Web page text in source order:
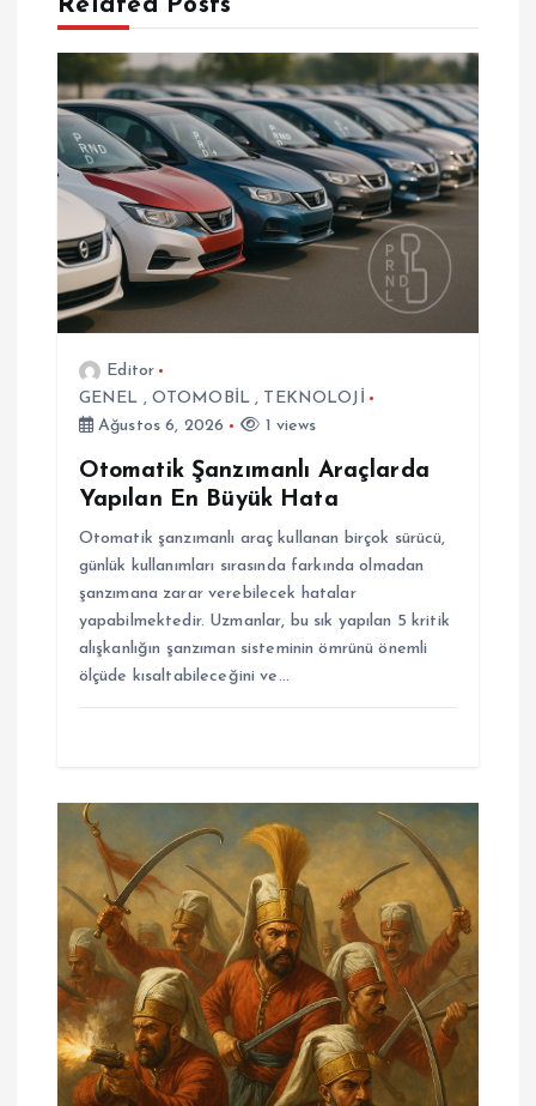
e
z
m
e
Related Posts
Editor
GENEL , OTOMOBİL , TEKNOLOJİ
Ağustos 6, 2026
1 views
Otomatik Şanzımanlı Araçlarda
Yapılan En Büyük Hata
Otomatik şanzımanlı araç kullanan birçok sürücü,
günlük kullanımları sırasında farkında olmadan
şanzımana zarar verebilecek hatalar
yapabilmektedir. Uzmanlar, bu sık yapılan 5 kritik
alışkanlığın şanzıman sisteminin ömrünü önemli
ölçüde kısaltabileceğini ve…